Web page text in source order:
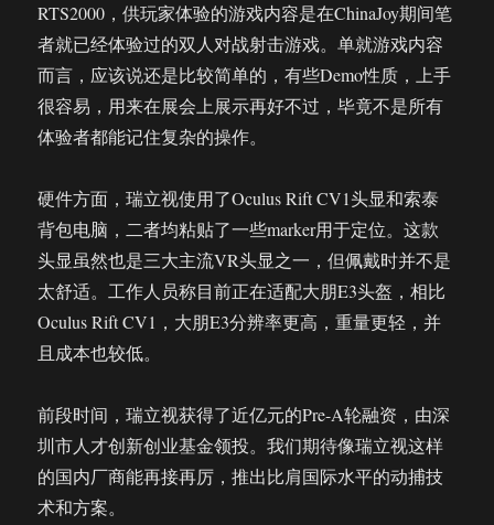
RTS2000，供玩家体验的游戏内容是在ChinaJoy期间笔
者就已经体验过的双人对战射击游戏。单就游戏内容
而言，应该说还是比较简单的，有些Demo性质，上手
很容易，用来在展会上展示再好不过，毕竟不是所有
体验者都能记住复杂的操作。
硬件方面，瑞立视使用了Oculus Rift CV1头显和索泰
背包电脑，二者均粘贴了一些marker用于定位。这款
头显虽然也是三大主流VR头显之一，但佩戴时并不是
太舒适。工作人员称目前正在适配大朋E3头盔，相比
Oculus Rift CV1，大朋E3分辨率更高，重量更轻，并
且成本也较低。
前段时间，瑞立视获得了近亿元的Pre-A轮融资，由深
圳市人才创新创业基金领投。我们期待像瑞立视这样
的国内厂商能再接再厉，推出比肩国际水平的动捕技
术和方案。